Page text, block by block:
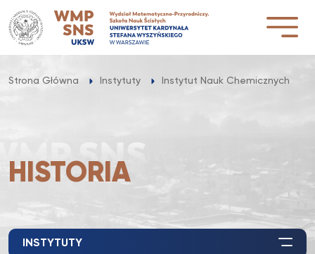
Przejdź
do
treści
Strona Główna Instytuty Instytut Nauk Chemicznych
HISTORIA
INSTYTUTY